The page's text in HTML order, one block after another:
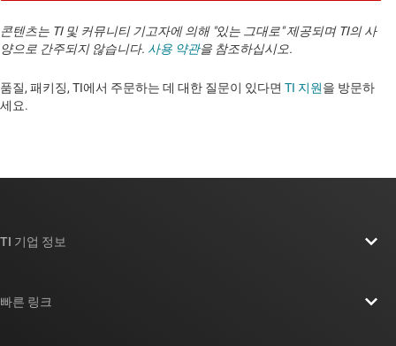
콘텐츠는 TI 및 커뮤니티 기고자에 의해 "있는 그대로" 제공되며 TI의 사
양으로 간주되지 않습니다. 사용 약관을 참조하십시오.
품질, 패키징, TI에서 주문하는 데 대한 질문이 있다면 TI 지원을 방문하
세요. ​​​​​​​​​​​​​​
TI 기업 정보
빠른 링크